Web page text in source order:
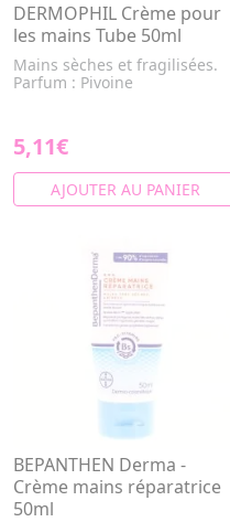
DERMOPHIL Crème pour
les mains Tube 50ml
Mains sèches et fragilisées.
Parfum : Pivoine
5,11€
AJOUTER AU PANIER
BEPANTHEN Derma -
Crème mains réparatrice
50ml